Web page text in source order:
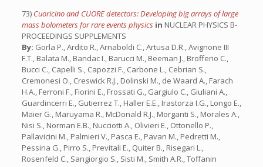
73) Cuoricino and CUORE detectors: Developing big arrays of large
mass bolometers for rare events physics in NUCLEAR PHYSICS B-
PROCEEDINGS SUPPLEMENTS
By: Gorla P., Ardito R., Arnaboldi C., Artusa D.R., Avignone III
F.T., Balata M., Bandac I., Barucci M., Beeman J., Brofferio C.,
Bucci C., Capelli S., Capozzi F., Carbone L., Cebrian S.,
Cremonesi O., Creswick R.J., Dolinski M., de Waard A., Farach
H.A., Ferroni F., Fiorini E., Frossati G., Gargiulo C., Giuliani A.,
Guardincerri E., Gutierrez T., Haller E.E., Irastorza I.G., Longo E.,
Maier G., Maruyama R., McDonald R.J., Morganti S., Morales A.,
Nisi S., Norman E.B., Nucciotti A., Olivieri E., Ottonello P.,
Pallavicini M., Palmieri V., Pasca E., Pavan M., Pedretti M.,
Pessina G., Pirro S., Previtali E., Quiter B., Risegari L.,
Rosenfeld C., Sangiorgio S., Sisti M., Smith A.R., Toffanin